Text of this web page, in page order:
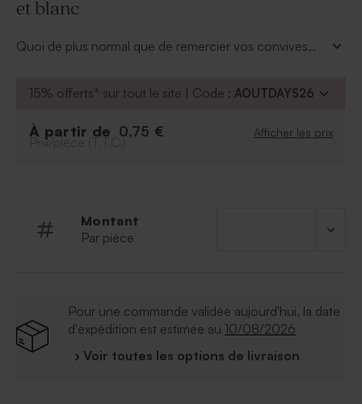
et blanc
Quoi de plus normal que de remercier vos convives
blancsera idéale. Personnalisée de votre texte et de
15% offerts* sur tout le site | Code : AOUTDAYS26
À partir de 0,75 € Afficher les prix
Prix/pièce (T.T.C.)
Montant
Par pièce
Pour une commande validée aujourd'hui, la date
d'expédition est estimée au 10/08/2026
› Voir toutes les options de livraison